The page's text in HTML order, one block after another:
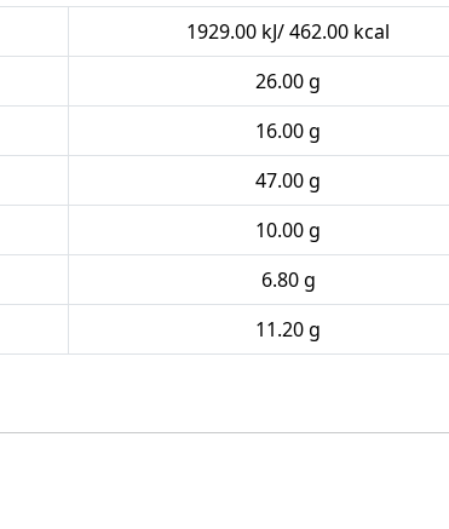
1929.00 kJ/ 462.00 kcal
26.00 g
16.00 g
47.00 g
10.00 g
6.80 g
11.20 g